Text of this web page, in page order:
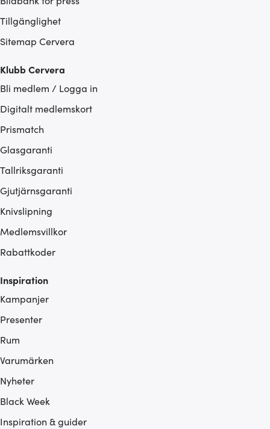
Tillgänglighet
Sitemap Cervera
Klubb Cervera
Bli medlem / Logga in
Digitalt medlemskort
Prismatch
Glasgaranti
Tallriksgaranti
Gjutjärnsgaranti
Knivslipning
Medlemsvillkor
Rabattkoder
Inspiration
Kampanjer
Presenter
Rum
Varumärken
Nyheter
Black Week
Inspiration & guider